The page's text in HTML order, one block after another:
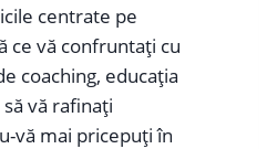
centrate pe
ce vă confruntați cu
coaching, educația
vă rafinați
vă mai pricepuți în